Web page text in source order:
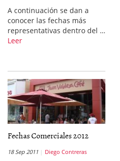
A continuación se dan a
conocer las fechas más
representativas dentro del …
Leer
Fechas Comerciales 2012
18 Sep 2011 Diego Contreras